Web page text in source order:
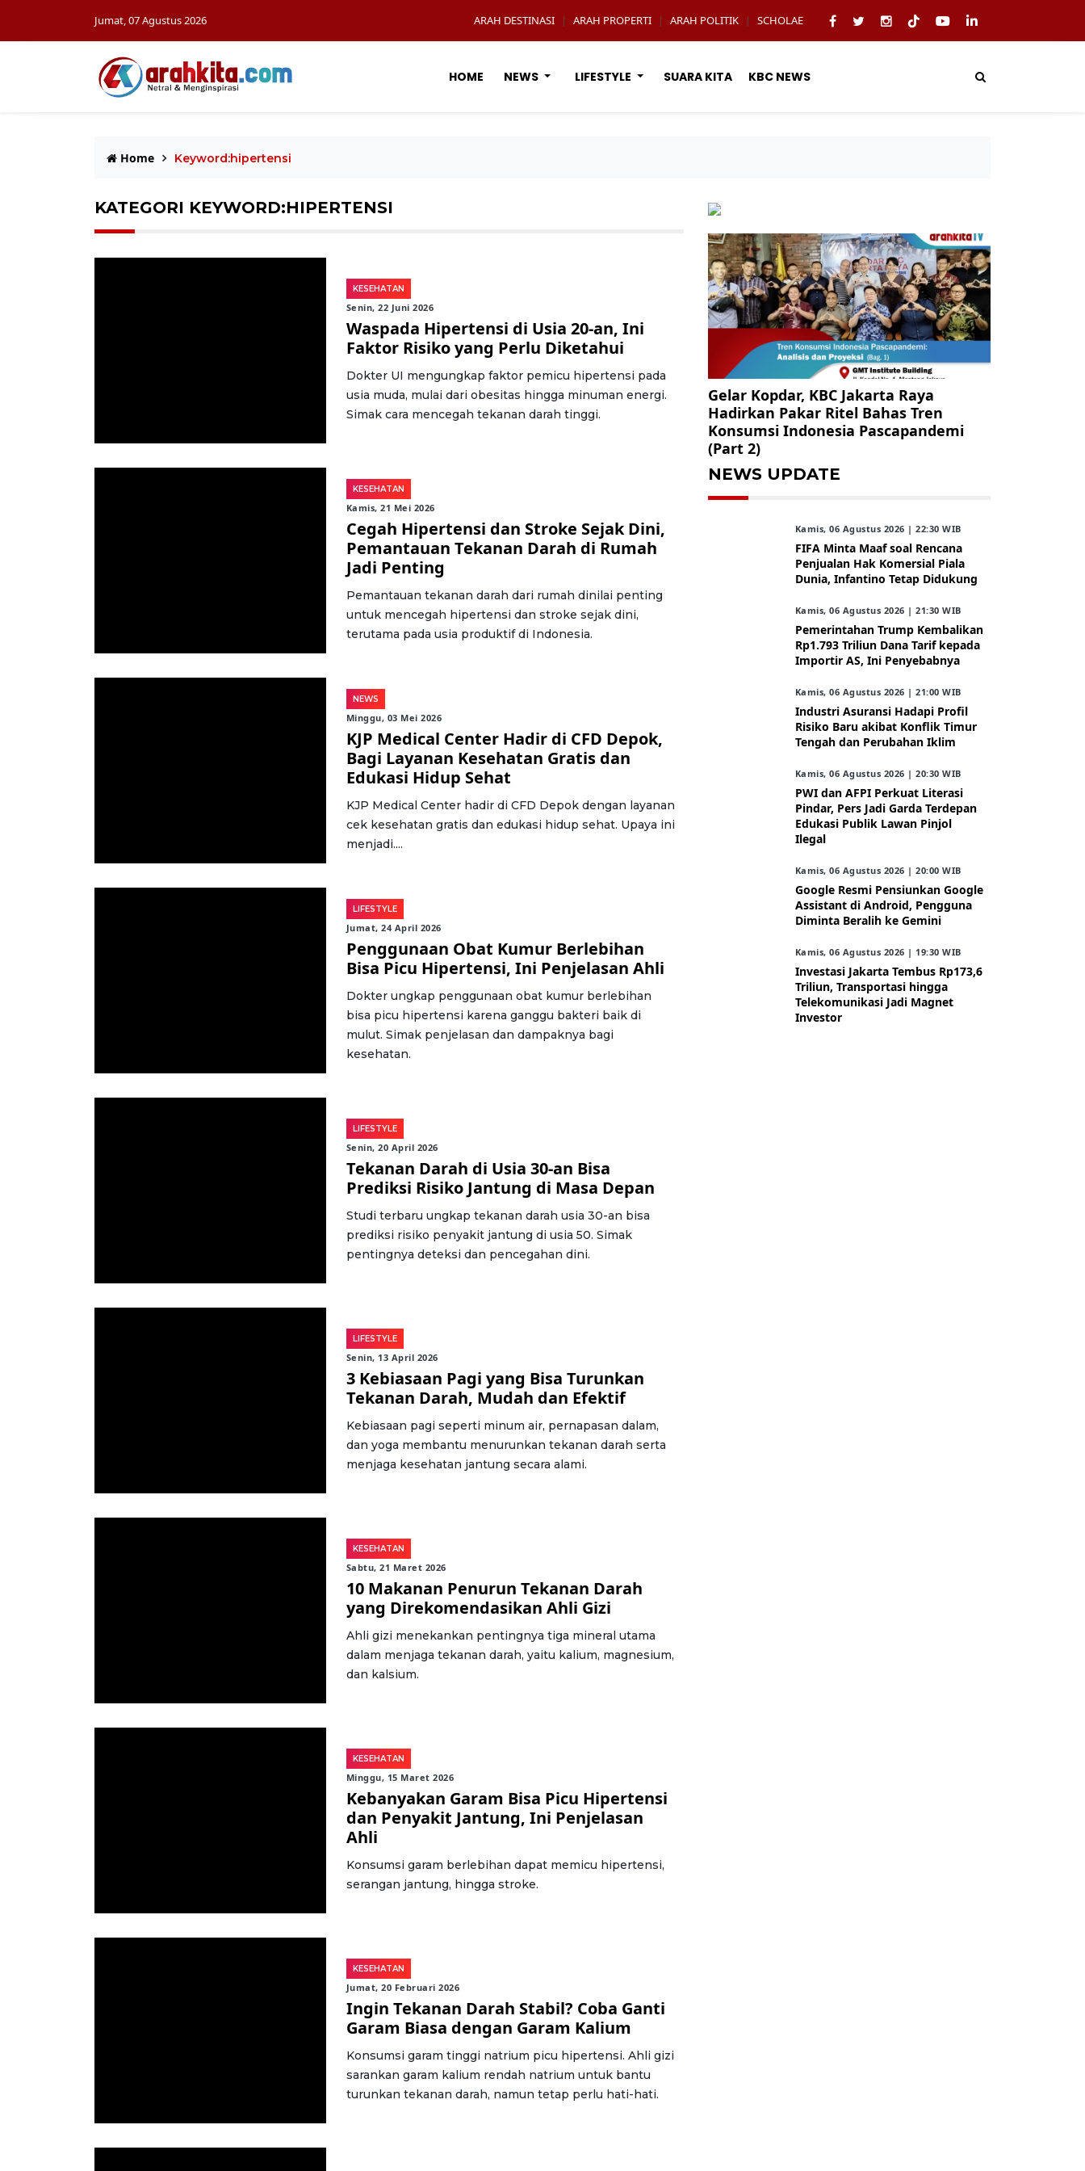
Jumat, 07 Agustus 2026 ARAH DESTINASI | ARAH PROPERTI | ARAH POLITIK | SCHOLAE
HOME NEWS LIFESTYLE SUARA KITA KBC NEWS
Home Keyword:hipertensi
KATEGORI KEYWORD:HIPERTENSI
KESEHATAN
Senin, 22 Juni 2026
Waspada Hipertensi di Usia 20-an, Ini
Faktor Risiko yang Perlu Diketahui
Dokter UI mengungkap faktor pemicu hipertensi pada
usia muda, mulai dari obesitas hingga minuman energi.
Simak cara mencegah tekanan darah tinggi.
KESEHATAN
Kamis, 21 Mei 2026
Cegah Hipertensi dan Stroke Sejak Dini,
Pemantauan Tekanan Darah di Rumah
Jadi Penting
Pemantauan tekanan darah dari rumah dinilai penting
untuk mencegah hipertensi dan stroke sejak dini,
terutama pada usia produktif di Indonesia.
NEWS
Minggu, 03 Mei 2026
KJP Medical Center Hadir di CFD Depok,
Bagi Layanan Kesehatan Gratis dan
Edukasi Hidup Sehat
KJP Medical Center hadir di CFD Depok dengan layanan
cek kesehatan gratis dan edukasi hidup sehat. Upaya ini
menjadi....
LIFESTYLE
Jumat, 24 April 2026
Penggunaan Obat Kumur Berlebihan
Bisa Picu Hipertensi, Ini Penjelasan Ahli
Dokter ungkap penggunaan obat kumur berlebihan
bisa picu hipertensi karena ganggu bakteri baik di
mulut. Simak penjelasan dan dampaknya bagi
kesehatan.
LIFESTYLE
Senin, 20 April 2026
Tekanan Darah di Usia 30-an Bisa
Prediksi Risiko Jantung di Masa Depan
Studi terbaru ungkap tekanan darah usia 30-an bisa
prediksi risiko penyakit jantung di usia 50. Simak
pentingnya deteksi dan pencegahan dini.
LIFESTYLE
Senin, 13 April 2026
3 Kebiasaan Pagi yang Bisa Turunkan
Tekanan Darah, Mudah dan Efektif
Kebiasaan pagi seperti minum air, pernapasan dalam,
dan yoga membantu menurunkan tekanan darah serta
menjaga kesehatan jantung secara alami.
KESEHATAN
Sabtu, 21 Maret 2026
10 Makanan Penurun Tekanan Darah
yang Direkomendasikan Ahli Gizi
Ahli gizi menekankan pentingnya tiga mineral utama
dalam menjaga tekanan darah, yaitu kalium, magnesium,
dan kalsium.
KESEHATAN
Minggu, 15 Maret 2026
Kebanyakan Garam Bisa Picu Hipertensi
dan Penyakit Jantung, Ini Penjelasan
Ahli
Konsumsi garam berlebihan dapat memicu hipertensi,
serangan jantung, hingga stroke.
KESEHATAN
Jumat, 20 Februari 2026
Ingin Tekanan Darah Stabil? Coba Ganti
Garam Biasa dengan Garam Kalium
Konsumsi garam tinggi natrium picu hipertensi. Ahli gizi
sarankan garam kalium rendah natrium untuk bantu
turunkan tekanan darah, namun tetap perlu hati-hati.
Gelar Kopdar, KBC Jakarta Raya
Hadirkan Pakar Ritel Bahas Tren
Konsumsi Indonesia Pascapandemi
(Part 2)
NEWS UPDATE
Kamis, 06 Agustus 2026 | 22:30 WIB
FIFA Minta Maaf soal Rencana
Penjualan Hak Komersial Piala
Dunia, Infantino Tetap Didukung
Kamis, 06 Agustus 2026 | 21:30 WIB
Pemerintahan Trump Kembalikan
Rp1.793 Triliun Dana Tarif kepada
Importir AS, Ini Penyebabnya
Kamis, 06 Agustus 2026 | 21:00 WIB
Industri Asuransi Hadapi Profil
Risiko Baru akibat Konflik Timur
Tengah dan Perubahan Iklim
Kamis, 06 Agustus 2026 | 20:30 WIB
PWI dan AFPI Perkuat Literasi
Pindar, Pers Jadi Garda Terdepan
Edukasi Publik Lawan Pinjol
Ilegal
Kamis, 06 Agustus 2026 | 20:00 WIB
Google Resmi Pensiunkan Google
Assistant di Android, Pengguna
Diminta Beralih ke Gemini
Kamis, 06 Agustus 2026 | 19:30 WIB
Investasi Jakarta Tembus Rp173,6
Triliun, Transportasi hingga
Telekomunikasi Jadi Magnet
Investor